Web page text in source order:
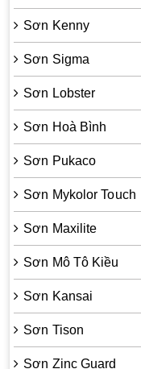
Sơn Kenny
Sơn Sigma
Sơn Lobster
Sơn Hoà Bình
Sơn Pukaco
Sơn Mykolor Touch
Sơn Maxilite
Sơn Mô Tô Kiều
Sơn Kansai
Sơn Tison
Sơn Zinc Guard